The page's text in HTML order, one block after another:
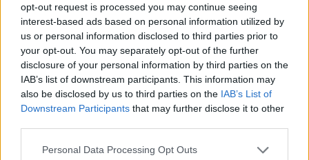
opt-out request is processed you may continue seeing
interest-based ads based on personal information utilized by
us or personal information disclosed to third parties prior to
your opt-out. You may separately opt-out of the further
disclosure of your personal information by third parties on the
IAB’s list of downstream participants. This information may
also be disclosed by us to third parties on the IAB’s List of
Downstream Participants that may further disclose it to other
Personal Data Processing Opt Outs
Veure'n més
Oficina Virtual
Per operar a l'oficina virtual ha de ser un usuari registrat.
Adreça electrònica